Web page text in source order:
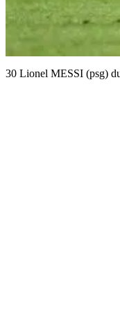
30 Lionel MESSI (psg)